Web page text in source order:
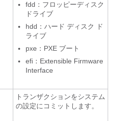
fdd：フロッピーディスク
ドライブ
hdd：ハード ディスク ド
ライブ
pxe：PXE ブート
efi：Extensible Firmware
Interface
トランザクションをシステム
の設定にコミットします。